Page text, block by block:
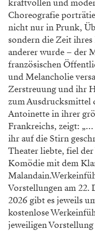
kraftvollen und
Choreografie
nicht nur in Prunk,
sondern die Zeit ihres
anderer wurde – der
französischen
und Melancholie
Zerstreuung und ihr
zum Ausdrucksmittel
Antoinette in ihrer
Frankreichs, zeigt: „…
ihr auf die Stirn
Theater liebte, fiel
Komödie mit dem
Vorstellungen am 22.
2026 gibt es jeweils
kostenlose
jeweiligen